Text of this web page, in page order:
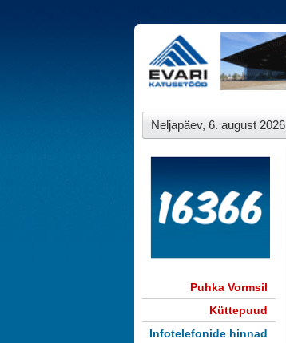
Neljapäev, 6. august 2026
Puhka Vormsil
Küttepuud
Infotelefonide hinnad